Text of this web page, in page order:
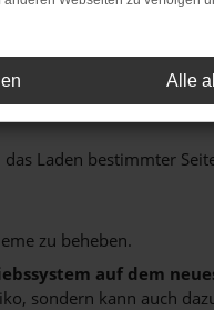
Laden bestimmter
zu beheben.
auf dem
sondern kann auch
Alle